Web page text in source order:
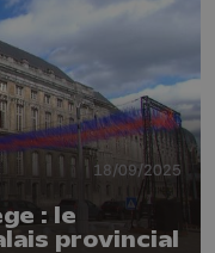
18/09/2025
: le
provincial